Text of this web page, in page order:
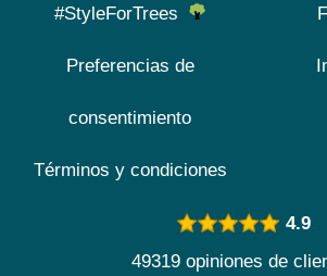
#StyleForTrees
Preferencias de
consentimiento
Términos y condiciones
4.9
49319 opiniones de